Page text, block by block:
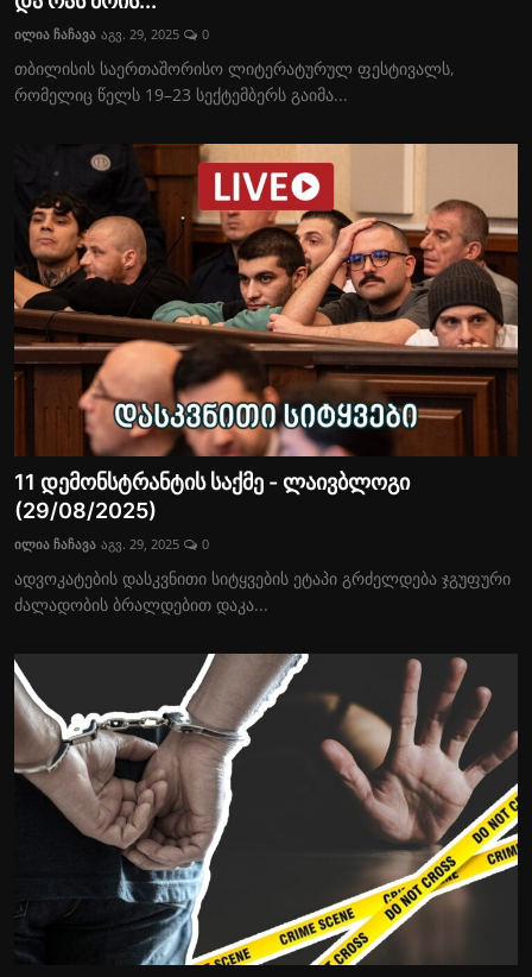
საზოგადოება
ეკონომიკა
სპორტი
შოუ-ბიზნესი
აგროსიახლეები
ილია ჩაჩავა აგვ. 29, 2025 0
თბილისის საერთაშორისო ლიტერატურულ ფესტივალს,
რომელიც წელს 19–23 სექტემბერს გაიმა...
11 დემონსტრანტის საქმე - ლაივბლოგი
(29/08/2025)
ილია ჩაჩავა აგვ. 29, 2025 0
ადვოკატების დასკვნითი სიტყვების ეტაპი გრძელდება ჯგუფური
ძალადობის ბრალდებით დაკა...